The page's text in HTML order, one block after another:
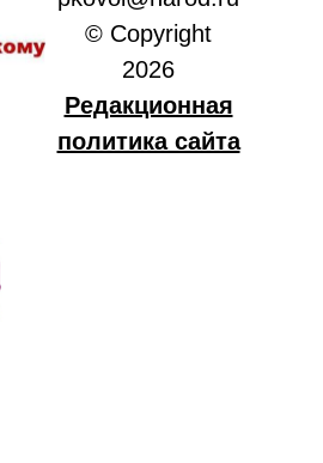
© Copyright
2026
Редакционная
политика сайта